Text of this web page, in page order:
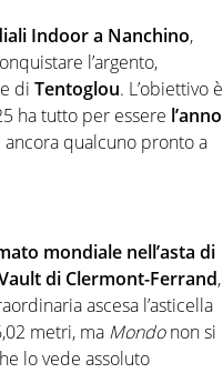
Indoor a Nanchino,
l’argento,
di Tentoglou. L’obiettivo è
ha tutto per essere l’anno
ancora qualcuno pronto a
mondiale nell’asta di
di Clermont-Ferrand,
ascesa l’asticella
metri, ma Mondonon si
lo vede assoluto